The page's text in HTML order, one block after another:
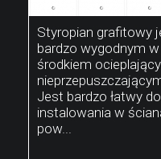
Styropian grafitowy
bardzo wygodnym
środkiem
Jest bardzo łatwy
instalowania w
pow...